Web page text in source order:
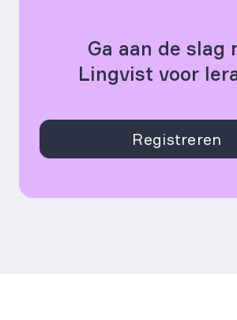
Ga aan de slag
Lingvist voor
Registreren